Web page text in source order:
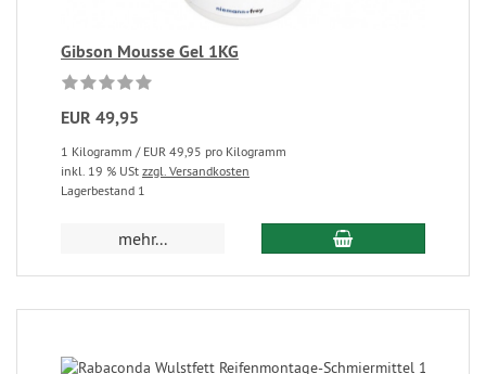
Gibson Mousse Gel 1KG
EUR 49,95
1 Kilogramm / EUR 49,95 pro Kilogramm
inkl. 19 % USt zzgl. Versandkosten
Lagerbestand 1
mehr...